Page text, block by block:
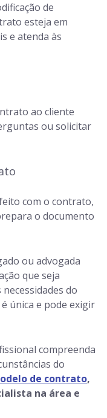
de
esteja em
e atenda às
ao cliente
ou solicitar
com o contrato,
o documento
ou advogada
que seja
do
única e pode exigir
compreenda
do
de contrato,
na área e